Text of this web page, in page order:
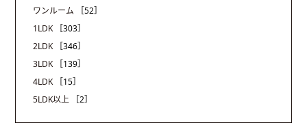
ワンルーム
［52］
1LDK
［303］
2LDK
［346］
3LDK
［139］
4LDK
［15］
5LDK以上
［2］